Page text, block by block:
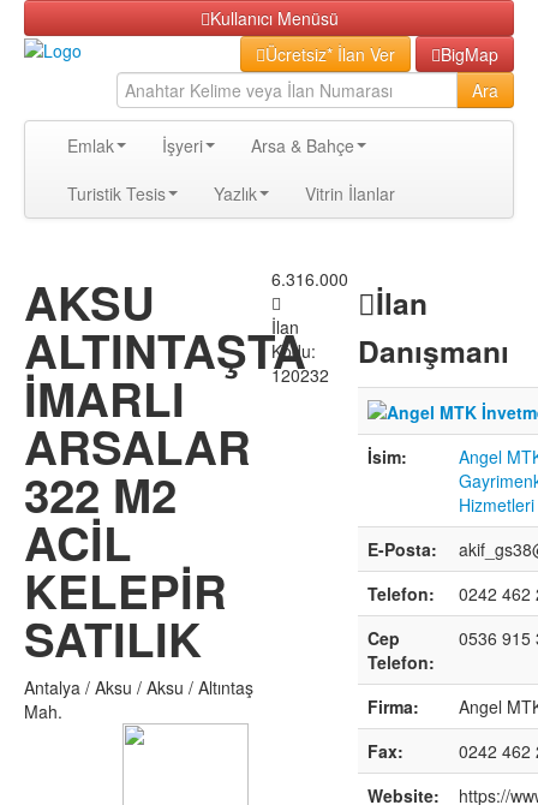
Kullanıcı Menüsü
Ücretsiz* İlan Ver
BigMap
Ara
Emlak İşyeri
Arsa & Bahçe
Turistik Tesis
Yazlık Vitrin İlanlar
AKSU
ALTINTAŞTA
İMARLI
ARSALAR
322 M2
ACİL
KELEPİR
SATILIK
Antalya / Aksu / Aksu / Altıntaş
Mah.
6.316.000
İlan
Kodu:
120232
İlan
Danışmanı
İsim:
Angel
Hizmetleri
E-Posta:
Telefon:
0242 462
Cep
Telefon:
0536 915
Firma:
Angel
Fax:
0242 462
Website:
https://